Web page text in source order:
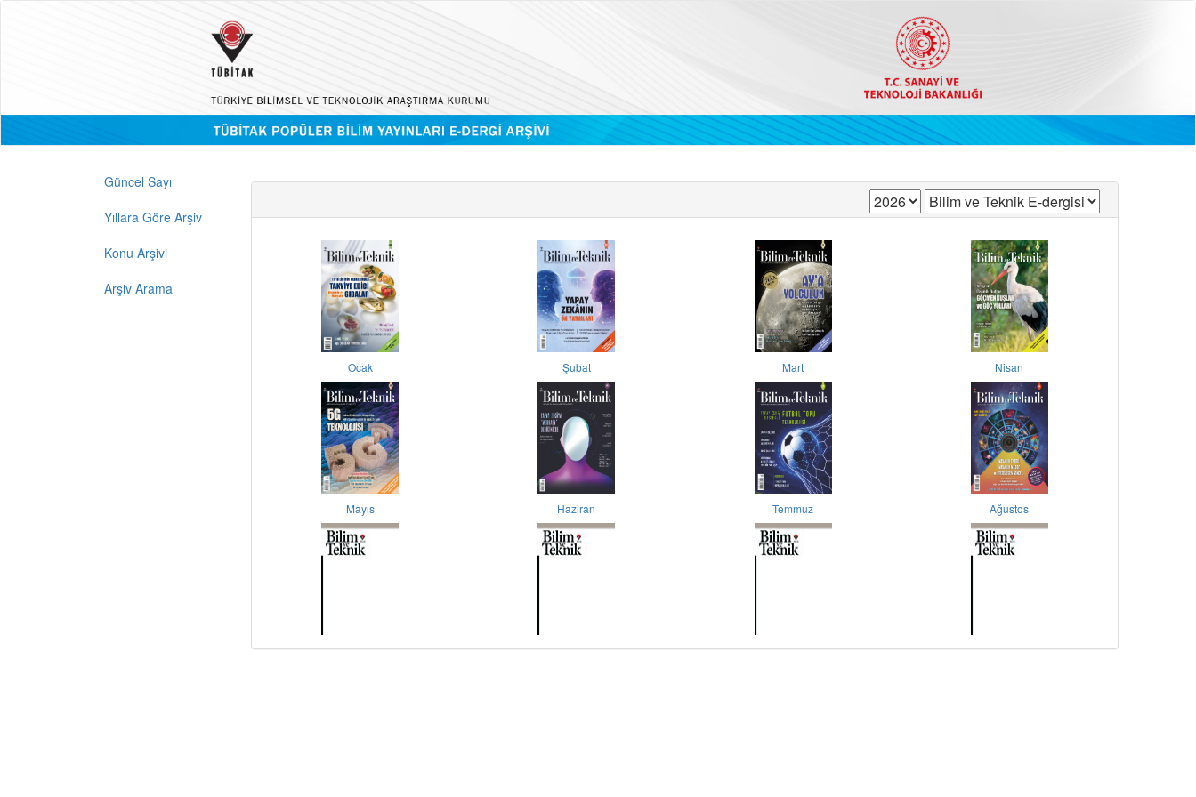
Güncel Sayı
Yıllara Göre Arşiv
Konu Arşivi
Arşiv Arama
Ocak Şubat Mart Nisan
Mayıs Haziran Temmuz Ağustos